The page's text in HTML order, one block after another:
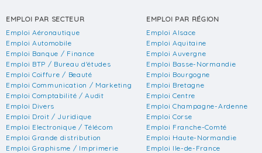
EMPLOI PAR SECTEUR
Emploi Aéronautique
Emploi Automobile
Emploi Banque / Finance
Emploi BTP / Bureau d'études
Emploi Coiffure / Beauté
Emploi Communication / Marketing
Emploi Comptabilité / Audit
Emploi Divers
Emploi Droit / Juridique
Emploi Electronique / Télécom
Emploi Grande distribution
Emploi Graphisme / Imprimerie
EMPLOI PAR RÉGION
Emploi Alsace
Emploi Aquitaine
Emploi Auvergne
Emploi Basse-Normandie
Emploi Bourgogne
Emploi Bretagne
Emploi Centre
Emploi Champagne-Ardenne
Emploi Corse
Emploi Franche-Comté
Emploi Haute-Normandie
Emploi Ile-de-France